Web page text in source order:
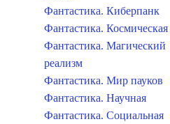
Фантастика. Киберпанк
Фантастика. Космическая
Фантастика. Магический
реализм
Фантастика. Мир пауков
Фантастика. Научная
Фантастика. Социальная